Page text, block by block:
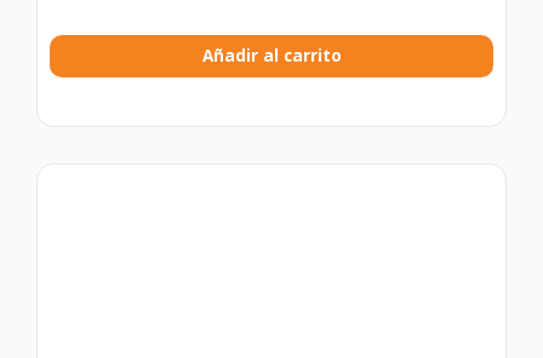
Añadir al carrito